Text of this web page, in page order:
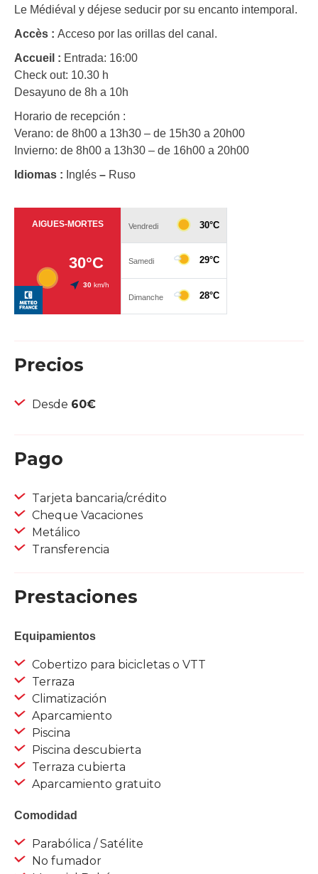
Le Médiéval y déjese seducir por su encanto intemporal.
Accès : Acceso por las orillas del canal.
Accueil : Entrada: 16:00
Check out: 10.30 h
Desayuno de 8h a 10h
Horario de recepción :
Verano: de 8h00 a 13h30 – de 15h30 a 20h00
Invierno: de 8h00 a 13h30 – de 16h00 a 20h00
Idiomas : Inglés – Ruso
Precios
Desde 60€
Pago
Tarjeta bancaria/crédito
Cheque Vacaciones
Metálico
Transferencia
Prestaciones
Equipamientos
Cobertizo para bicicletas o VTT
Terraza
Climatización
Aparcamiento
Piscina
Piscina descubierta
Terraza cubierta
Aparcamiento gratuito
Comodidad
Parabólica / Satélite
No fumador